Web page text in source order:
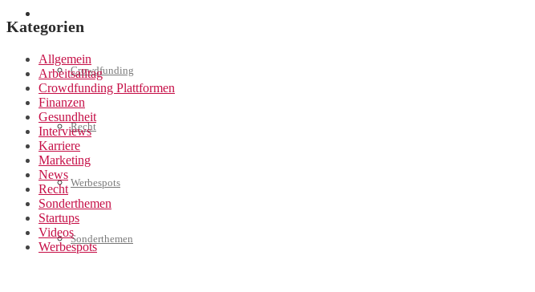
Crowdfunding
Recht
Werbespots
Sonderthemen
Kategorien
Allgemein
Arbeitsalltag
Crowdfunding Plattformen
Finanzen
Gesundheit
Interviews
Karriere
Marketing
News
Recht
Sonderthemen
Startups
Videos
Werbespots